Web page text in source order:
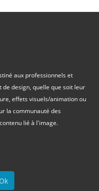
aux professionnels et
design, quelle que soit leur
effets visuels/animation ou
la communauté des
lié à l'image.